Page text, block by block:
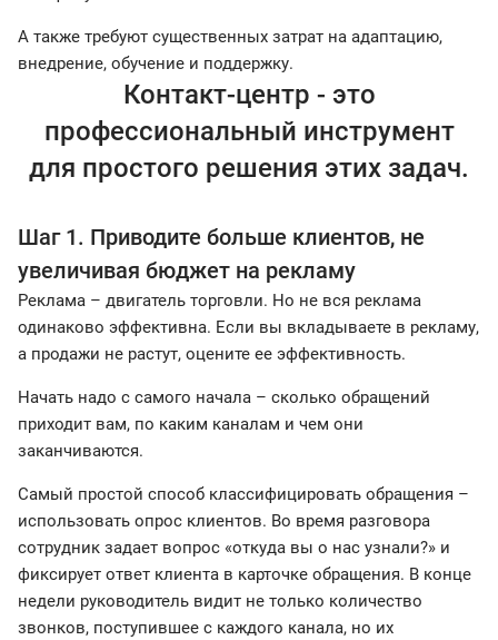
А также требуют существенных затрат на адаптацию,
внедрение, обучение и поддержку.
Контакт-центр - это
профессиональный инструмент
для простого решения этих задач.
Шаг 1. Приводите больше клиентов, не
увеличивая бюджет на рекламу
Реклама – двигатель торговли. Но не вся реклама
одинаково эффективна. Если вы вкладываете в рекламу,
а продажи не растут, оцените ее эффективность.
Начать надо с самого начала – сколько обращений
приходит вам, по каким каналам и чем они
заканчиваются.
Самый простой способ классифицировать обращения –
использовать опрос клиентов. Во время разговора
сотрудник задает вопрос «откуда вы о нас узнали?» и
фиксирует ответ клиента в карточке обращения. В конце
недели руководитель видит не только количество
звонков, поступившее с каждого канала, но их